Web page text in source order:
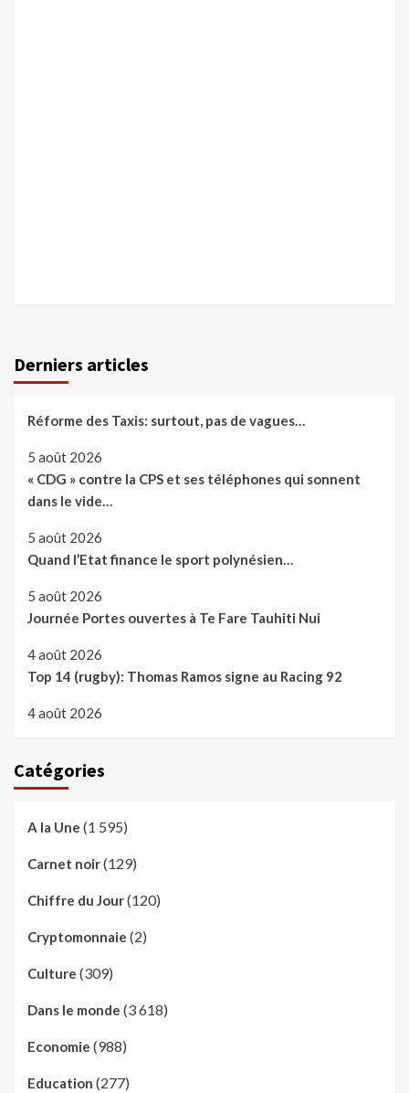
Derniers articles
Réforme des Taxis: surtout, pas de vagues…
5 août 2026
« CDG » contre la CPS et ses téléphones qui sonnent
dans le vide…
5 août 2026
Quand l’Etat finance le sport polynésien…
5 août 2026
Journée Portes ouvertes à Te Fare Tauhiti Nui
4 août 2026
Top 14 (rugby): Thomas Ramos signe au Racing 92
4 août 2026
Catégories
A la Une (1 595)
Carnet noir(129)
Chiffre du Jour(120)
Cryptomonnaie (2)
Culture (309)
Dans le monde (3 618)
Economie (988)
Education (277)